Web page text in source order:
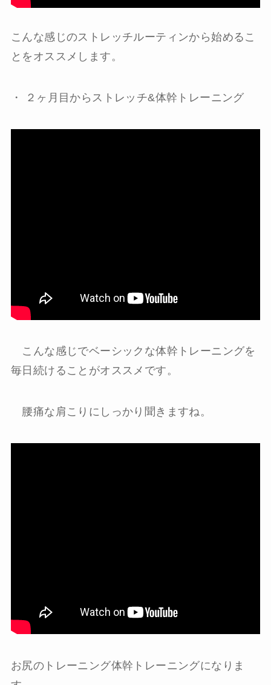
こんな感じのストレッチルーティンから始めるこ
とをオススメします。
・ ２ヶ月目からストレッチ&体幹トレーニング
こんな感じでベーシックな体幹トレーニングを
毎日続けることがオススメです。
腰痛な肩こりにしっかり聞きますね。
お尻のトレーニング体幹トレーニングになりま